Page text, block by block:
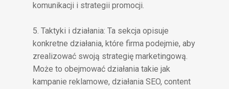
komunikacji i strategii promocji.
5. Taktyki i działania: Ta sekcja opisuje
konkretne działania, które firma podejmie, aby
zrealizować swoją strategię marketingową.
Może to obejmować działania takie jak
kampanie reklamowe, działania SEO, content